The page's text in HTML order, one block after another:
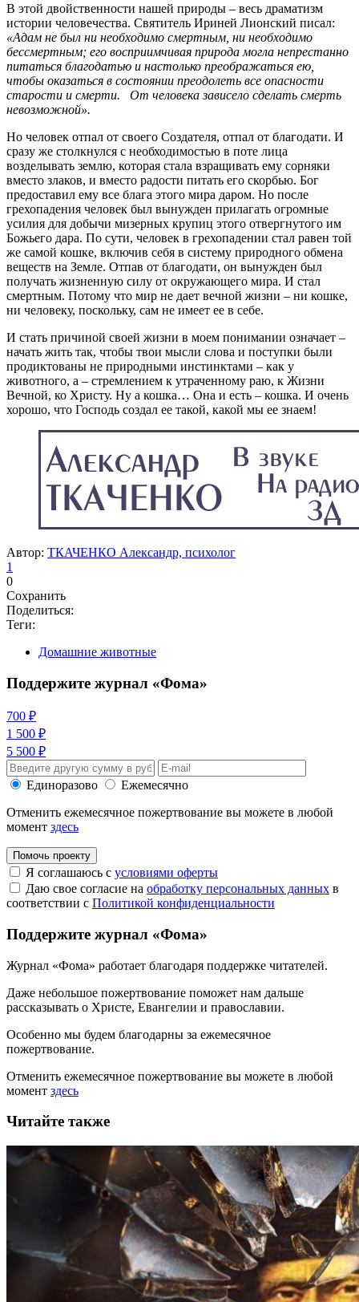
В этой двойственности нашей природы – весь драматизм
истории человечества. Святитель Ириней Лионский писал:
«Адам не был ни необходимо смертным, ни необходимо
бессмертным; его восприимчивая природа могла непрестанно
питаться благодатью и настолько преображаться ею,
чтобы оказаться в состоянии преодолеть все опасности
старости и смерти. От человека зависело сделать смерть
невозможной».
Но человек отпал от своего Создателя, отпал от благодати. И
сразу же столкнулся с необходимостью в поте лица
возделывать землю, которая стала взращивать ему сорняки
вместо злаков, и вместо радости питать его скорбью. Бог
предоставил ему все блага этого мира даром. Но после
грехопадения человек был вынужден прилагать огромные
усилия для добычи мизерных крупиц этого отвергнутого им
Божьего дара. По сути, человек в грехопадении стал равен той
же самой кошке, включив себя в систему природного обмена
веществ на Земле. Отпав от благодати, он вынужден был
получать жизненную силу от окружающего мира. И стал
смертным. Потому что мир не дает вечной жизни – ни кошке,
ни человеку, поскольку, сам не имеет ее в себе.
И стать причиной своей жизни в моем понимании означает –
начать жить так, чтобы твои мысли слова и поступки были
продиктованы не природными инстинктами – как у
животного, а – стремлением к утраченному раю, к Жизни
Вечной, ко Христу. Ну а кошка… Она и есть – кошка. И очень
хорошо, что Господь создал ее такой, какой мы ее знаем!
Автор: ТКАЧЕНКО Александр, психолог
1
0
Сохранить
Поделиться:
Теги:
Домашние животные
Поддержите журнал «Фома»
700 ₽
1 500 ₽
5 500 ₽
Единоразово
Ежемесячно
Отменить ежемесячное пожертвование вы можете в любой
момент здесь
Помочь проекту
Я соглашаюсь с условиями оферты
Даю свое согласие на обработку персональных данных в
соответствии с Политикой конфиденциальности
Поддержите журнал «Фома»
Журнал «Фома» работает благодаря поддержке читателей.
Даже небольшое пожертвование поможет нам дальше
рассказывать о Христе, Евангелии и православии.
Особенно мы будем благодарны за ежемесячное
пожертвование.
Отменить ежемесячное пожертвование вы можете в любой
момент здесь
Читайте также